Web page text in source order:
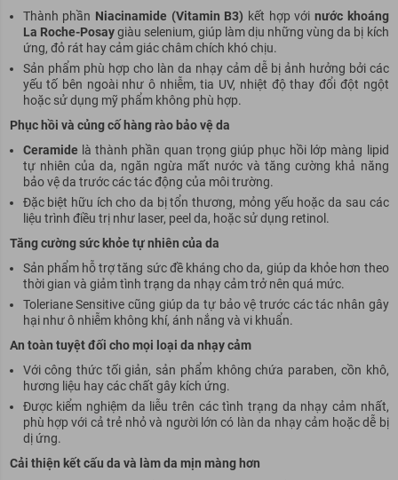
Thành phần Niacinamide (Vitamin B3) kết hợp với nước khoáng
La Roche-Posaygiàu selenium, giúp làm dịu những vùng da bị kích
ứng, đỏ rát hay cảm giác châm chích khó chịu.
Sản phẩm phù hợp cho làn da nhạy cảm dễ bị ảnh hưởng bởi các
yếu tố bên ngoài như ô nhiễm, tia UV, nhiệt độ thay đổi đột ngột
hoặc sử dụng mỹ phẩm không phù hợp.
Phục hồi và củng cố hàng rào bảo vệ da
Ceramide là thành phần quan trọng giúp phục hồi lớp màng lipid
tự nhiên của da, ngăn ngừa mất nước và tăng cường khả năng
bảo vệ da trướccác tác động của môi trường.
Đặc biệt hữu ích cho da bị tổn thương, mỏng yếu hoặc da sau các
liệu trình điều trị như laser, peel da, hoặc sử dụng retinol.
Tăng cường sức khỏe tự nhiên của da
Sản phẩm hỗ trợ tăng sức đề kháng cho da, giúp da khỏe hơn theo
thời gian và giảm tình trạng da nhạy cảm trở nên quá mức.
Toleriane Sensitive cũng giúp da tự bảo vệ trước các tác nhân gây
hại như ô nhiễm không khí, ánh nắng và vi khuẩn.
An toàn tuyệt đối cho mọi loại da nhạy cảm
Vớicông thức tối giản, sản phẩm không chứa paraben, cồn khô,
hương liệu hay các chất gây kích ứng.
Được kiểm nghiệm da liễu trên các tình trạng da nhạy cảm nhất,
phù hợp với cả trẻ nhỏ và người lớn có làn da nhạy cảm hoặc dễ bị
dị ứng.
Cải thiện kết cấu da và làm da mịn màng hơn